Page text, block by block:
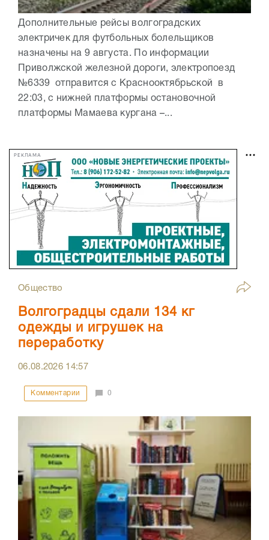
Дополнительные рейсы волгоградских
электричек для футбольных болельщиков
назначены на 9 августа. По информации
Приволжской железной дороги, электропоезд
№6339 отправится с Краснооктябрьской в
22:03, с нижней платформы остановочной
платформы Мамаева кургана –...
РЕКЛАМА
Общество
Волгоградцы сдали 134 кг
одежды и игрушек на
переработку
06.08.2026 14:57
Комментарии 0